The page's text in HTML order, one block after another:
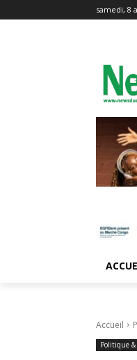
samedi, 8
Accueil
Politique &